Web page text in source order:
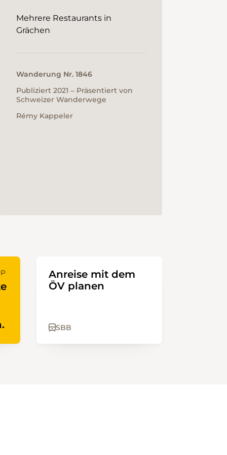
Mehrere Restaurants in
Grächen
Wanderung Nr. 1846
Publiziert 2021 ‒ Präsentiert von
Schweizer Wanderwege
Rémy Kappeler
Anreise mit dem
ÖV planen
SBB